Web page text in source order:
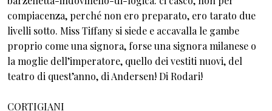
compiacenza, perché non ero preparato, ero tarato due
livelli sotto. Miss Tiffany si siede e accavalla le gambe
proprio come una signora, forse una signora milanese o
la moglie dell’imperatore, quello dei vestiti nuovi, del
teatro di quest’anno, di Andersen! Di Rodari!
CORTIGIANI